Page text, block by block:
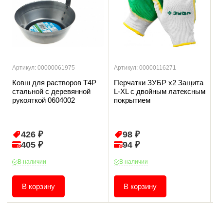
Артикул: 00000061975
Ковш для растворов T4P
стальной с деревянной
рукояткой 0604002
426 ₽
405 ₽
В наличии
В корзину
Артикул: 00000116271
Перчатки ЗУБР х2 Защита
L-XL с двойным латексным
покрытием
98 ₽
94 ₽
В наличии
В корзину